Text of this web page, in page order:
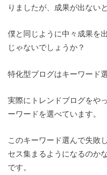
りましたが、成果が出ない
僕と同じように中々成果を
じゃないでしょうか？
特化型ブログはキーワード
実際にトレンドブログをや
ーワードを選べています。
このキーワード選んで失敗
セス集まるようになるのか
です。